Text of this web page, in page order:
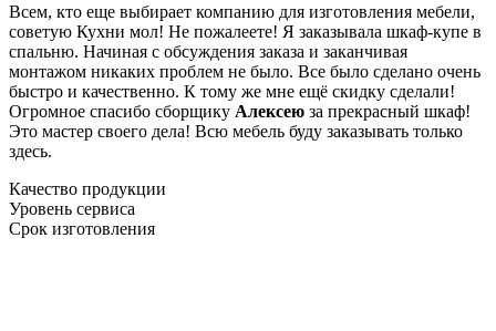
Всем, кто еще выбирает компанию для изготовления мебели,
советую Кухни мол! Не пожалеете! Я заказывала шкаф-купе в
спальню. Начиная с обсуждения заказа и заканчивая
монтажом никаких проблем не было. Все было сделано очень
быстро и качественно. К тому же мне ещё скидку сделали!
Огромное спасибо сборщику Алексею за прекрасный шкаф!
Это мастер своего дела! Всю мебель буду заказывать только
здесь.
Качество продукции
Уровень сервиса
Срок изготовления